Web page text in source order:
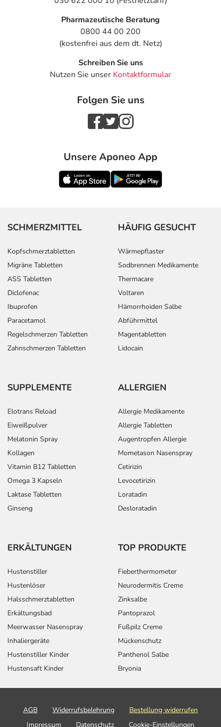
Pharmazeutische Beratung
0800 44 00 200
(kostenfrei aus dem dt. Netz)
Schreiben Sie uns
Nutzen Sie unser Kontaktformular
Folgen Sie uns
Unsere Aponeo App
SCHMERZMITTEL
Kopfschmerztabletten
Migräne Tabletten
ASS Tabletten
Diclofenac
Ibuprofen
Paracetamol
Regelschmerzen Tabletten
Zahnschmerzen Tabletten
HÄUFIG GESUCHT
Wärmepflaster
Sodbrennen Medikamente
Thermacare
Voltaren
Hämorrhoiden Salbe
Abführmittel
Magentabletten
Lidocain
SUPPLEMENTE
Elotrans Reload
Eiweißpulver
Melatonin Spray
Kollagen
Vitamin B12 Tabletten
Omega 3 Kapseln
Laktase Tabletten
Ginseng
ALLERGIEN
Allergie Medikamente
Allergie Tabletten
Augentropfen Allergie
Mometason Nasenspray
Cetirizin
Levocetirizin
Loratadin
Desloratadin
ERKÄLTUNGEN
Hustenstiller
Hustenlöser
Halsschmerztabletten
Erkältungsbad
Meerwasser Nasenspray
Inhaliergeräte
Hustenstiller Kinder
Hustensaft Kinder
TOP PRODUKTE
Fieberthermometer
Neurodermitis Creme
Zinksalbe
Pantoprazol
Fußpilz Creme
Mückenschutz
Panthenol Salbe
Bryonia
AGB Widerrufsbelehrung
Bestellung widerrufen
Impressum
Datenschutz
Cookie-Einstellungen